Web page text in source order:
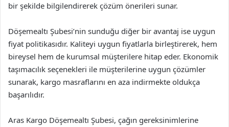
bir şekilde bilgilendirerek çözüm önerileri sunar.
Döşemealtı Şubesi’nin sunduğu diğer bir avantaj ise uygun
fiyat politikasıdır. Kaliteyi uygun fiyatlarla birleştirerek, hem
bireysel hem de kurumsal müşterilere hitap eder. Ekonomik
taşımacılık seçenekleri ile müşterilerine uygun çözümler
sunarak, kargo masraflarını en aza indirmekte oldukça
başarılıdır.
Aras Kargo Döşemealtı Şubesi, çağın gereksinimlerine